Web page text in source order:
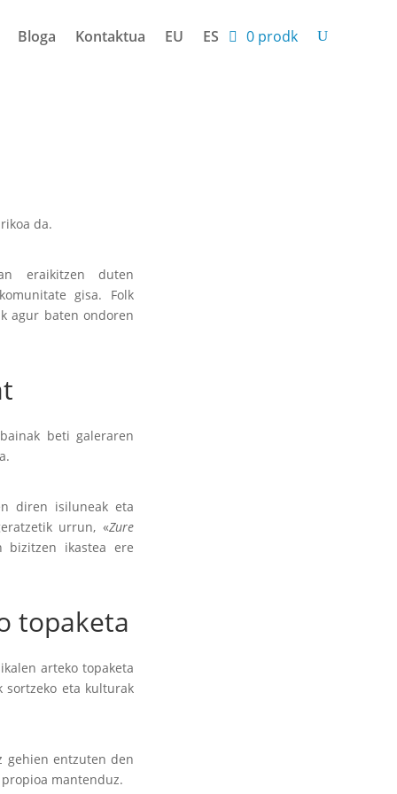
Bloga Kontaktua EU ES 0 prodk
da.
eraikitzen duten
gisa. Folk
agur baten ondoren
beti galeraren
diren isiluneak eta
urrun, «Zure
bizitzen ikastea ere
topaketa
arteko topaketa
eta kulturak
gehien entzuten den
mantenduz.